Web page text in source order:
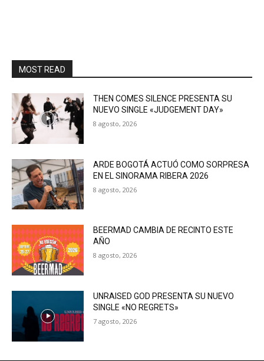
MOST READ
THEN COMES SILENCE PRESENTA SU
NUEVO SINGLE «JUDGEMENT DAY»
8 agosto, 2026
ARDE BOGOTÁ ACTUÓ COMO SORPRESA
EN EL SINORAMA RIBERA 2026
8 agosto, 2026
BEERMAD CAMBIA DE RECINTO ESTE
AÑO
8 agosto, 2026
UNRAISED GOD PRESENTA SU NUEVO
SINGLE «NO REGRETS»
7 agosto, 2026